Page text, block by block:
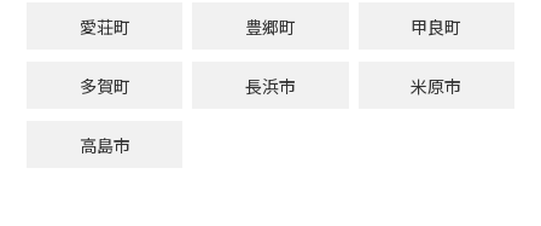
愛荘町 豊郷町 甲良町
多賀町 長浜市 米原市
高島市